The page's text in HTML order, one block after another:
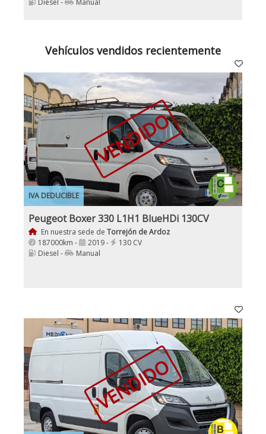
Vehículos vendidos recientemente
IVA DEDUCIBLE
VENDIDO
Peugeot Boxer 330 L1H1 BlueHDi 130CV
En nuestra sede de Torrejón de Ardoz
187000km -
2019 -
130 CV
Diesel -
Manual
VENDIDO